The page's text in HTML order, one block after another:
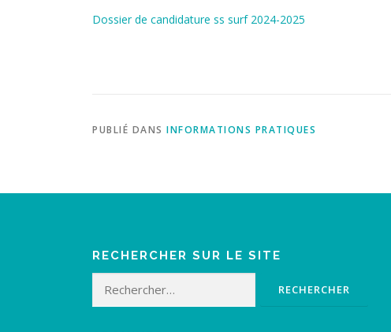
Dossier de candidature ss surf 2024-2025
PUBLIÉ DANS INFORMATIONS PRATIQUES
RECHERCHER SUR LE SITE